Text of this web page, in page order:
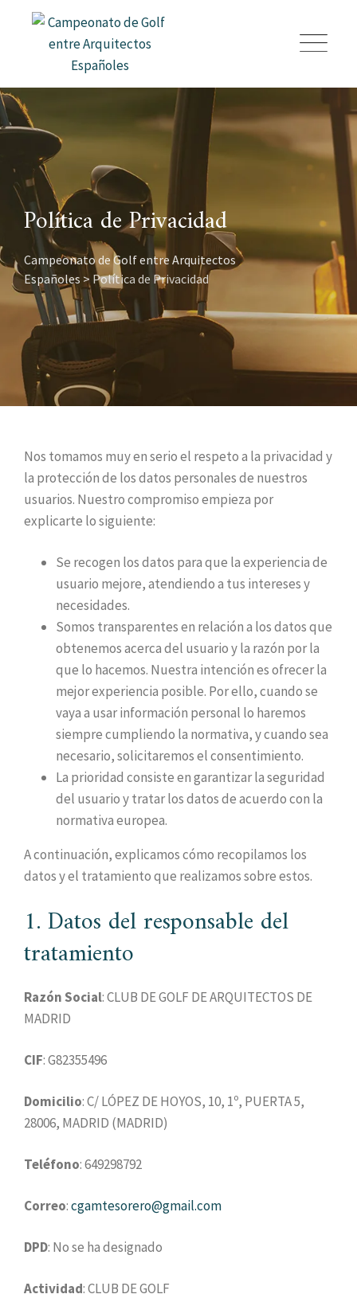
Política de Privacidad
Campeonato de Golf entre Arquitectos
Españoles > Política de Privacidad
Nos tomamos muy en serio el respeto a la privacidad y
la protección de los datos personales de nuestros
usuarios. Nuestro compromiso empieza por
explicarte lo siguiente:
Se recogen los datos para que la experiencia de
usuario mejore, atendiendo a tus intereses y
necesidades.
Somos transparentes en relación a los datos que
obtenemos acerca del usuario y la razón por la
que lo hacemos. Nuestra intención es ofrecer la
mejor experiencia posible. Por ello, cuando se
vaya a usar información personal lo haremos
siempre cumpliendo la normativa, y cuando sea
necesario, solicitaremos el consentimiento.
La prioridad consiste en garantizar la seguridad
del usuario y tratar los datos de acuerdo con la
normativa europea.
A continuación, explicamos cómo recopilamos los
datos y el tratamiento que realizamos sobre estos.
1. Datos del responsable del
tratamiento
Razón Social: CLUB DE GOLF DE ARQUITECTOS DE
MADRID
CIF: G82355496
Domicilio: C/ LÓPEZ DE HOYOS, 10, 1º, PUERTA 5,
28006, MADRID (MADRID)
Teléfono: 649298792
Correo:cgamtesorero@gmail.com
DPD: No se ha designado
Actividad: CLUB DE GOLF